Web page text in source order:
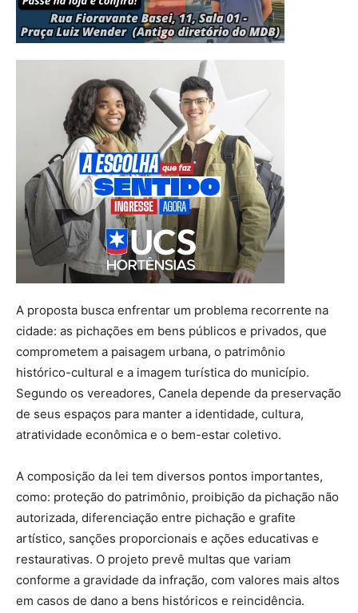
A proposta busca enfrentar um problema recorrente na
cidade: as pichações em bens públicos e privados, que
comprometem a paisagem urbana, o patrimônio
histórico-cultural e a imagem turística do município.
Segundo os vereadores, Canela depende da preservação
de seus espaços para manter a identidade, cultura,
atratividade econômica e o bem-estar coletivo.
A composição da lei tem diversos pontos importantes,
como: proteção do patrimônio, proibição da pichação não
autorizada, diferenciação entre pichação e grafite
artístico, sanções proporcionais e ações educativas e
restaurativas. O projeto prevê multas que variam
conforme a gravidade da infração, com valores mais altos
em casos de dano a bens históricos e reincidência.